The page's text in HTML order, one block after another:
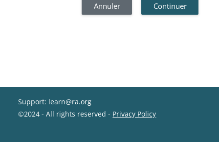
Annuler Continuer
Support: learn@ra.org
©2024 - All rights reserved - Privacy Policy